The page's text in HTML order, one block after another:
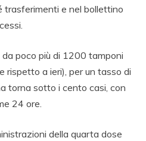
trasferimenti e nel bollettino
poco più di 1200 tamponi
rispetto a ieri), per un tasso di
torna sotto i cento casi, con
24 ore.
della quarta dose